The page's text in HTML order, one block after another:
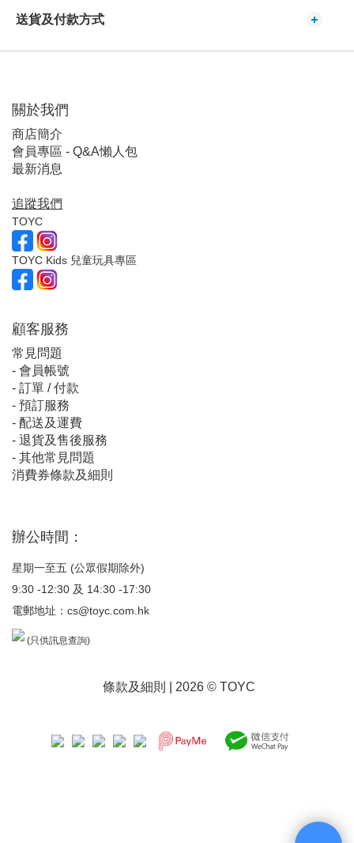
送貨及付款方式
關於我們
商店簡介
會員專區 - Q&A懶人包
最新消息
追蹤我們
TOYC
TOYC Kids 兒童玩具專區
顧客服務
常見問題
- 會員帳號
- 訂單 / 付款
- 預訂服務
- 配送及運費
- 退貨及售後服務
- 其他常見問題
消費券條款及細則
辦公時間：
星期一至五 (公眾假期除外)
9:30 -12:30 及 14:30 -17:30
電郵地址： cs@toyc.com.hk
(只供訊息查詢)
條款及細則 | 2026 © TOYC